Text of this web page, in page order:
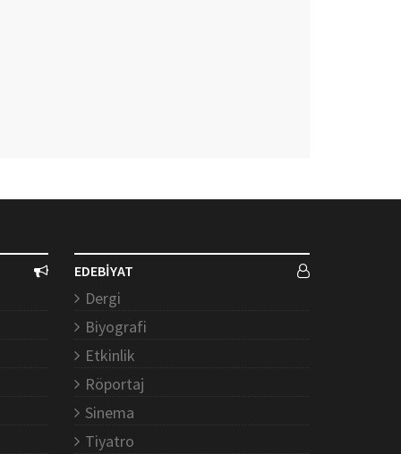
EDEBİYAT
Dergi
Biyografi
Etkinlik
Röportaj
Sinema
Tiyatro